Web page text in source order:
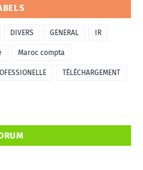
DIVERS GENERAL IR
Maroc compta
TÉLÉCHARGEMENT